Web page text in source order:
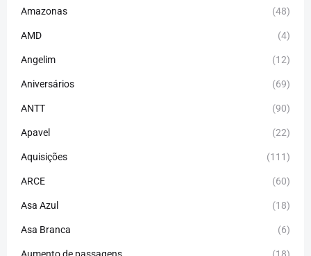
Amazonas (48)
AMD (4)
Angelim (12)
Aniversários (69)
ANTT (90)
Apavel (22)
Aquisições (111)
ARCE (60)
Asa Azul (18)
Asa Branca (6)